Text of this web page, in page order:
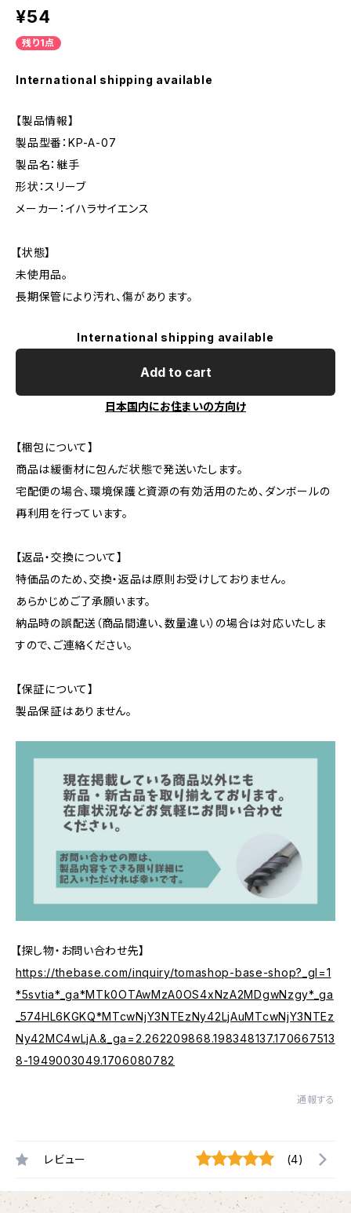
¥54
残り1点
International shipping available
【製品情報】
製品型番：KP-A-07
製品名：継手
形状：スリーブ
メーカー：イハラサイエンス
【状態】
未使用品。
長期保管により汚れ、傷があります。
International shipping available
Add to cart
日本国内にお住まいの方向け
【梱包について】
商品は緩衝材に包んだ状態で発送いたします。
宅配便の場合、環境保護と資源の有効活用のため、ダンボールの
再利用を行っています。
【返品・交換について】
特価品のため、交換・返品は原則お受けしておりません。
あらかじめご了承願います。
納品時の誤配送（商品間違い、数量違い）の場合は対応いたしま
すので、ご連絡ください。
【保証について】
製品保証はありません。
【探し物・お問い合わせ先】
https://thebase.com/inquiry/tomashop-base-shop?_gl=1
*5svtia*_ga*MTk0OTAwMzA0OS4xNzA2MDgwNzgy*_ga
_574HL6KGKQ*MTcwNjY3NTEzNy42LjAuMTcwNjY3NTEz
Ny42MC4wLjA.&_ga=2.262209868.198348137.170667513
8-1949003049.1706080782
通報する
レビュー (4)